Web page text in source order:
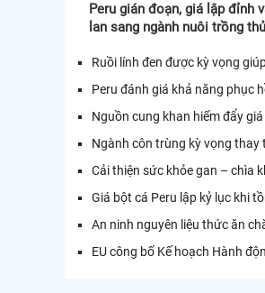
Peru gián đoạn, giá lập đỉnh
lan sang ngành nuôi trồng
Ruồi lính đen được kỳ vọng
Peru đánh giá khả năng phục
Nguồn cung khan hiếm đẩy
Ngành côn trùng kỳ vọng
Cải thiện sức khỏe gan – chìa
Giá bột cá Peru lập kỷ lục khi
An ninh nguyên liệu thức ăn
EU công bố Kế hoạch Hành